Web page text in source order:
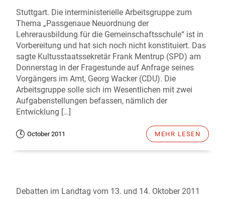
Stuttgart. Die interministerielle Arbeitsgruppe zum
Thema „Passgenaue Neuordnung der
Lehrerausbildung für die Gemeinschaftsschule“ ist in
Vorbereitung und hat sich noch nicht konstituiert. Das
sagte Kultusstaatssekretär Frank Mentrup (SPD) am
Donnerstag in der Fragestunde auf Anfrage seines
Vorgängers im Amt, Georg Wacker (CDU). Die
Arbeitsgruppe solle sich im Wesentlichen mit zwei
Aufgabenstellungen befassen, nämlich der
Entwicklung […]
October 2011 MEHR LESEN
Debatten im Landtag vom 13. und 14. Oktober 2011